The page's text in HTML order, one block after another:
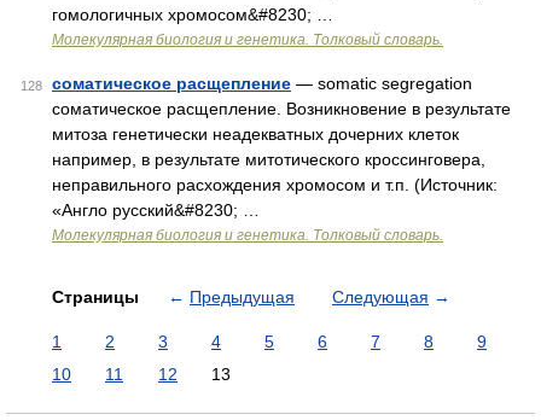
гомологичных хромосом&#8230; …
Молекулярная биология и генетика. Толковый словарь.
128 соматическое расщепление — somatic segregation
соматическое расщепление. Возникновение в результате
митоза генетически неадекватных дочерних клеток
например, в результате митотического кроссинговера,
неправильного расхождения хромосом и т.п. (Источник:
«Англо русский&#8230; …
Молекулярная биология и генетика. Толковый словарь.
Страницы ← Предыдущая Следующая →
1 2 3 4 5 6 7 8
9
10
11 12 13